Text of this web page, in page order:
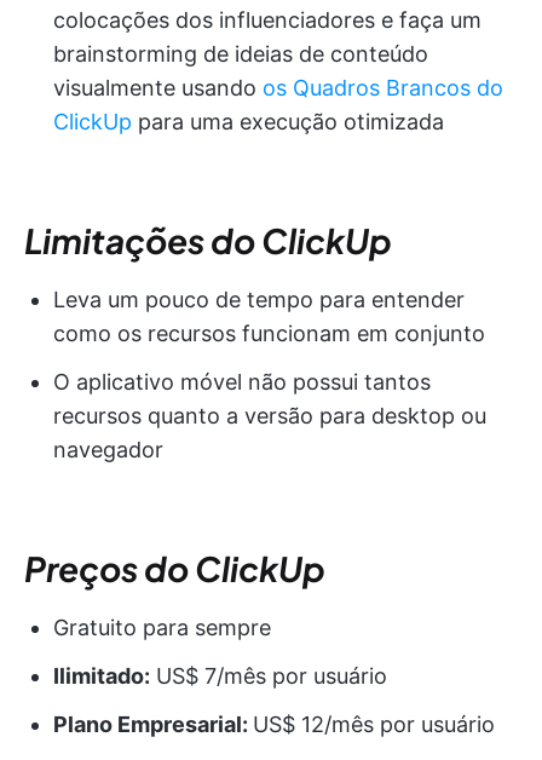
colocações dos influenciadores e faça um
brainstorming de ideias de conteúdo
visualmente usando os Quadros Brancos do
ClickUp para uma execução otimizada
Limitações do ClickUp
Leva um pouco de tempo para entender
como os recursos funcionam em conjunto
O aplicativo móvel não possui tantos
recursos quanto a versão para desktop ou
navegador
Preços do ClickUp
Gratuito para sempre
Ilimitado: US$ 7/mês por usuário
Plano Empresarial: US$ 12/mês por usuário